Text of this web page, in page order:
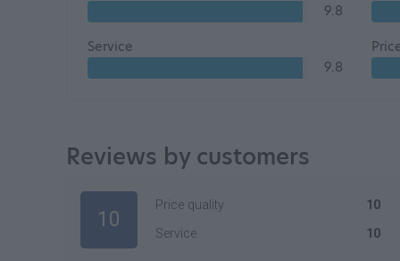
9.8
Service
9.8
Reviews by customers
10
Price quality 10
Service
10